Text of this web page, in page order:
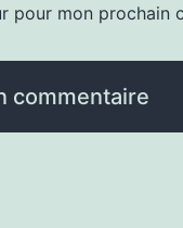
pour mon prochain